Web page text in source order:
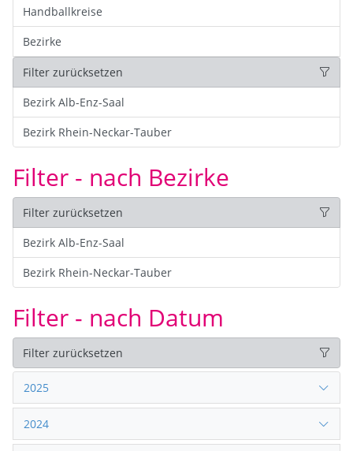
Handballkreise
Bezirke
Filter zurücksetzen
Bezirk Alb-Enz-Saal
Bezirk Rhein-Neckar-Tauber
Filter - nach Bezirke
Filter zurücksetzen
Bezirk Alb-Enz-Saal
Bezirk Rhein-Neckar-Tauber
Filter - nach Datum
Filter zurücksetzen
2025
2024